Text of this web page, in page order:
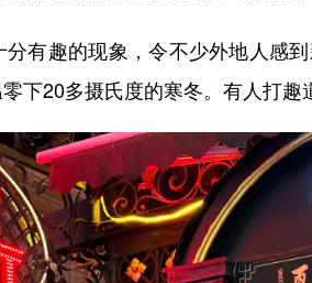
趣的现象，令不少外地人感到
下20多摄氏度的寒冬。有人打